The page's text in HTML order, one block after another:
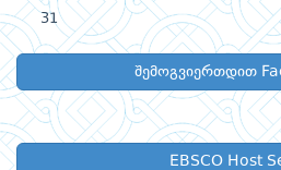
31
შემოგვიერთდით
EBSCO Host